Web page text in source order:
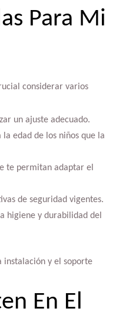
Para Mi
considerar varios
un ajuste adecuado.
edad de los niños que la
te permitan adaptar el
de seguridad vigentes.
higiene y durabilidad del
instalación y el soporte
En El